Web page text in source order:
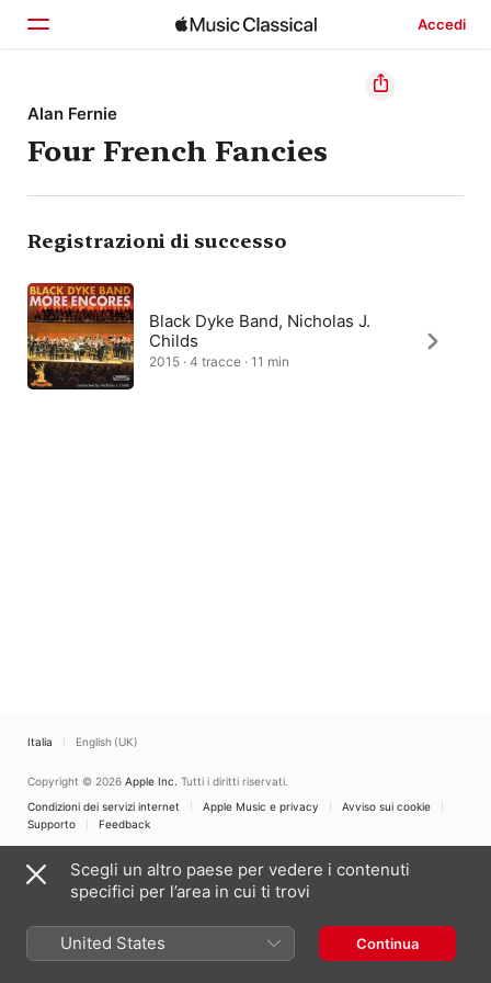
Accedi
Home
Scopri
Cerca
Alan Fernie
Four French Fancies
Registrazioni di successo
Black Dyke Band, Nicholas J.
Childs
2015 · 4 tracce · 11 min
Italia English (UK)
Copyright © 2026 Apple Inc. Tutti i diritti riservati.
Condizioni dei servizi internet
Apple Music e privacy
Avviso sui cookie
Supporto
Feedback
Scegli un altro paese per vedere i contenuti
specifici per l’area in cui ti trovi
United States Continua